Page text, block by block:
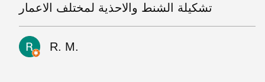
تشكيلة الشنط والاحذية لمختلف الاعمار
R. M.